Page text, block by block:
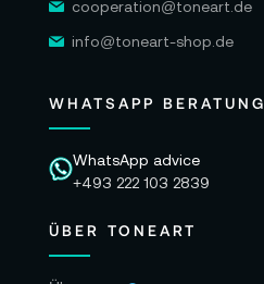
cooperation@toneart.de
info@toneart-shop.de
WHATSAPP BERATUNG
WhatsApp advice
+493 222 103 2839
ÜBER TONEART